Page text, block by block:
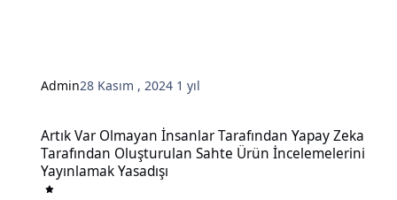
Admin28 Kasım , 2024 1 yıl
Artık Var Olmayan İnsanlar Tarafından Yapay Zeka
Tarafından Oluşturulan Sahte Ürün İncelemelerini
Yayınlamak Yasadışı